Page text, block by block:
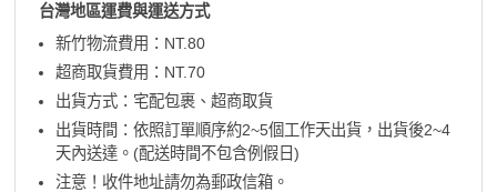
台灣地區運費與運送方式
新竹物流費用：NT.80
超商取貨費用：NT.70
出貨方式：宅配包裹、超商取貨
出貨時間：依照訂單順序約2~5個工作天出貨，出貨後2~4
天內送達。(配送時間不包含例假日)
注意！收件地址請勿為郵政信箱。